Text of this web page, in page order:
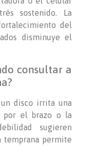
sostenido. La
del
disminuye el
consultar a
disco irrita una
por el brazo o la
sugieren
temprana permite